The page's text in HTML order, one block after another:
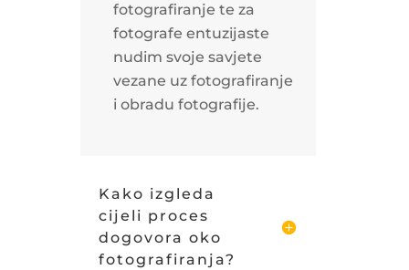
fotografiranje te za
fotografe entuzijaste
nudim svoje savjete
vezane uz fotografiranje
i obradu fotografije.
Kako izgleda
cijeli proces
dogovora oko
fotografiranja?